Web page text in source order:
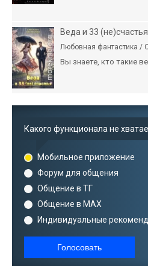
Веда и 33 (не)счастья
Любовная фантастика /
Вы знаете, кто такие
Какого функционала не
Мобильное приложение
Форум для общения
Общение в ТГ
Общение в MAX
Индивидуальные
Голосовать